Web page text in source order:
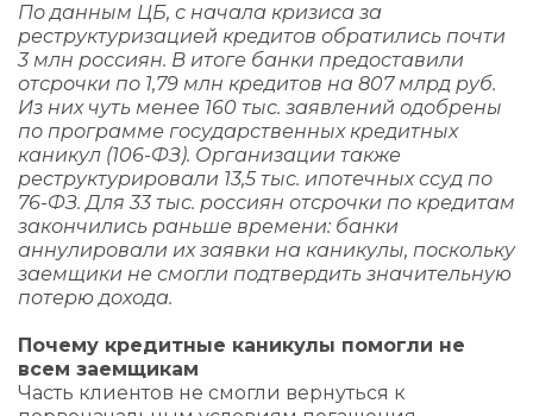
По данным ЦБ, с начала кризиса за
реструктуризацией кредитов обратились почти
3 млн россиян. В итоге банки предоставили
отсрочки по 1,79 млн кредитов на 807 млрд руб.
Из них чуть менее 160 тыс. заявлений одобрены
по программе государственных кредитных
каникул (106-ФЗ). Организации также
реструктурировали 13,5 тыс. ипотечных ссуд по
76-ФЗ. Для 33 тыс. россиян отсрочки по кредитам
закончились раньше времени: банки
аннулировали их заявки на каникулы, поскольку
заемщики не смогли подтвердить значительную
потерю дохода.
Почему кредитные каникулы помогли не
всем заемщикам
Часть клиентов не смогли вернуться к